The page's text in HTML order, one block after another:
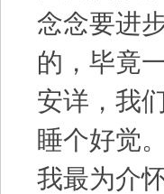
念念要进
的，毕竟
安详，我
睡个好觉
我最为介怀